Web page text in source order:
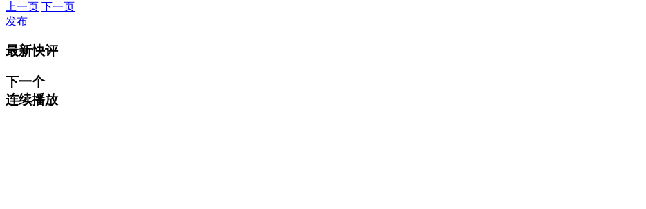
上一页 下一页
发布
最新快评
下一个
连续播放